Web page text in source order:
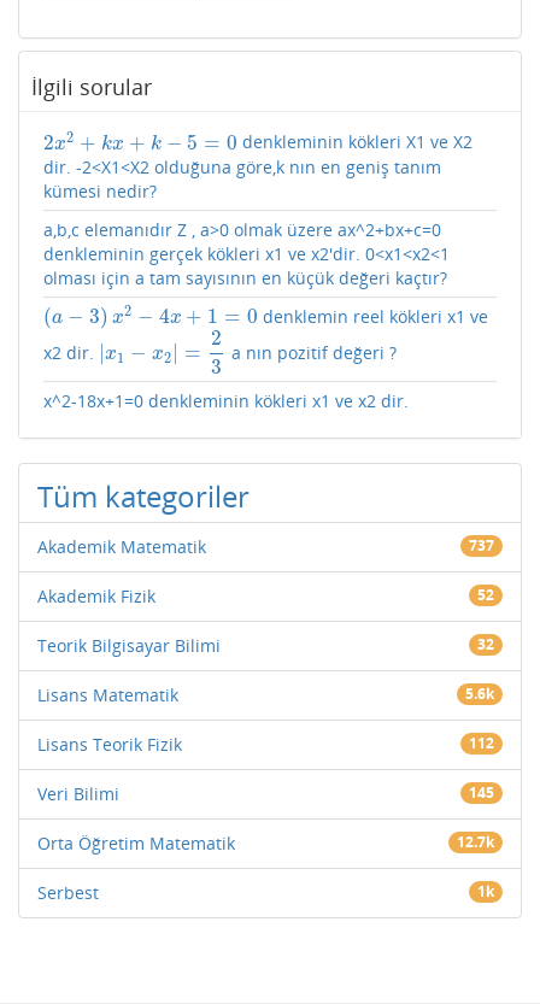
İlgili sorular
2x2 + kx + k − 5 = 0
2x2+ kx +k− 5= 0
denkleminin kökleri X1 ve X2
dir. -2<X1<X2 olduğuna göre,k nın en geniş tanım
kümesi nedir?
a,b,c elemanıdır Z , a>0 olmak üzere ax^2+bx+c=0
denkleminin gerçek kökleri x1 ve x2'dir. 0<x1<x2<1
olması için a tam sayısının en küçük değeri kaçtır?
(a − 3) x2 − 4x + 1 = 0
(a− 3) x2− 4x+ 1= 0
denklemin reel kökleri x1 ve
x2 dir.
x1 − x2 =
2
3
|x1 −x 2|= 3 a nın pozitif değeri ?
x^2-18x+1=0 denkleminin kökleri x1 ve x2 dir.
Tüm kategoriler
Akademik Matematik 737
Akademik Fizik 52
Teorik Bilgisayar Bilimi 32
Lisans Matematik 5.6k
Lisans Teorik Fizik 112
Veri Bilimi 145
Orta Öğretim Matematik 12.7k
Serbest 1k